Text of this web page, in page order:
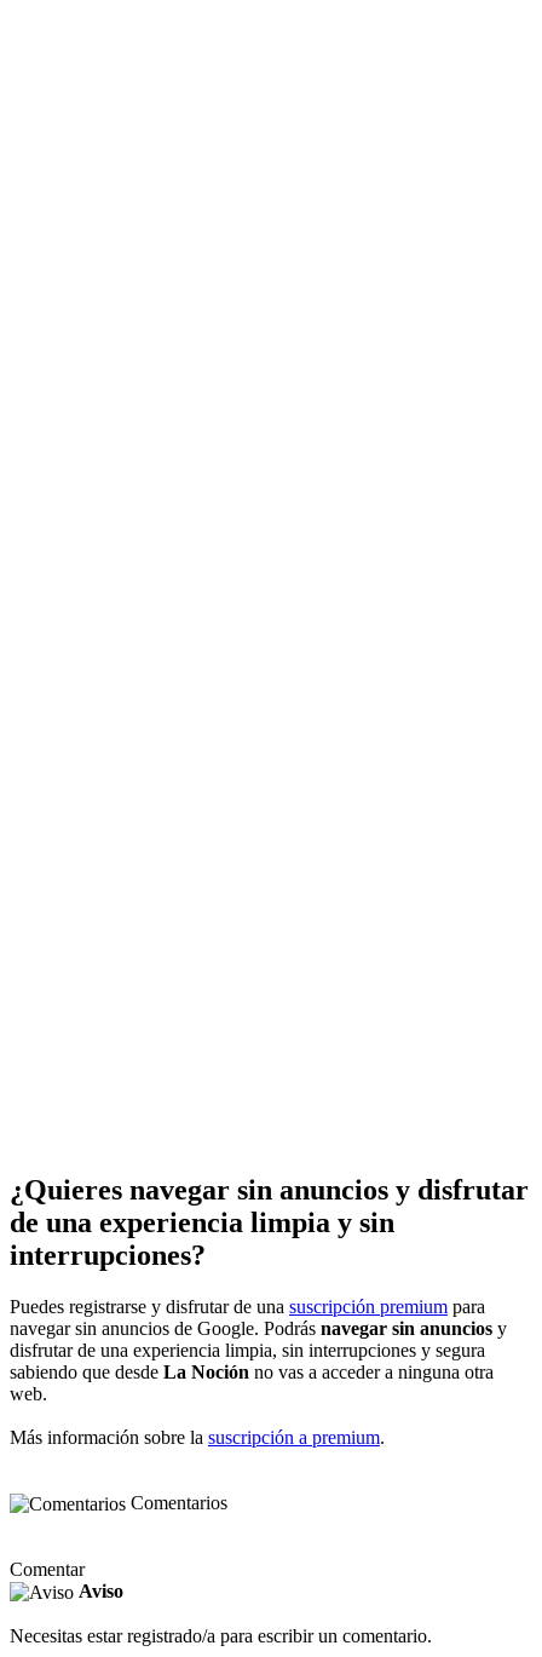
¿Quieres navegar sin anuncios y disfrutar
de una experiencia limpia y sin
interrupciones?
Puedes registrarse y disfrutar de una suscripción premium para
navegar sin anuncios de Google. Podrás navegar sin anuncios y
disfrutar de una experiencia limpia, sin interrupciones y segura
sabiendo que desde La Noción no vas a acceder a ninguna otra
web.
Más información sobre la suscripción a premium.
Comentarios
Comentar
Aviso
Necesitas estar registrado/a para escribir un comentario.